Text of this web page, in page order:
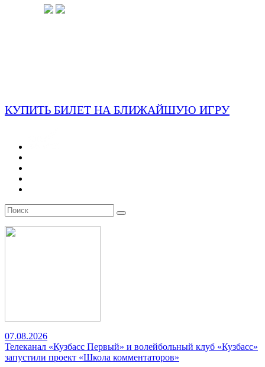
КУПИТЬ БИЛЕТ НА БЛИЖАЙШУЮ ИГРУ
07.08.2026
Телеканал «Кузбасс Первый» и волейбольный клуб «Кузбасс»
запустили проект «Школа комментаторов»